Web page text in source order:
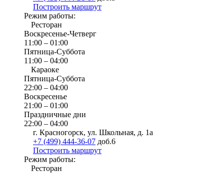
Построить маршрут
Режим работы:
Ресторан
Воскресенье-Четверг
11:00 – 01:00
Пятница-Суббота
11:00 – 04:00
Караоке
Пятница-Суббота
22:00 – 04:00
Воскресенье
21:00 – 01:00
Праздничные дни
22:00 – 04:00
г. Красногорск, ул. Школьная, д. 1а
+7 (499) 444-36-07 доб.6
Построить маршрут
Режим работы:
Ресторан